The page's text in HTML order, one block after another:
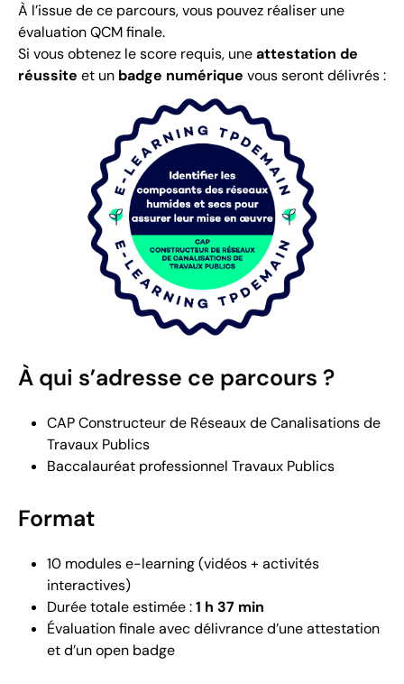
À l’issue de ce parcours, vous pouvez réaliser une
évaluation QCM finale.
Si vous obtenez le score requis, uneattestation de
réussite et un badge numérique vous seront délivrés :
À qui s’adresse ce parcours ?
CAP Constructeur de Réseaux de Canalisations de
Travaux Publics
Baccalauréat professionnel Travaux Publics
Format
10 modules e-learning (vidéos + activités
interactives)
Durée totale estimée :1 h 37 min
Évaluation finale avec délivrance d’une attestation
et d’un open badge